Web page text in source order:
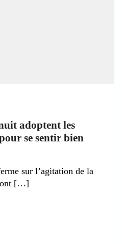
adoptent les
se sentir bien
sur l’agitation de la